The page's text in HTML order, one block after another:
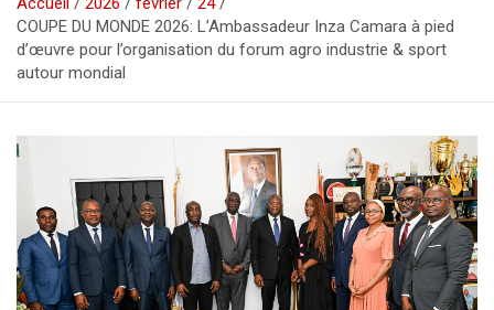
COUPE DU MONDE 2026: L’Ambassadeur Inza Camara à pied
d’œuvre pour l’organisation du forum agro industrie & sport
autour mondial